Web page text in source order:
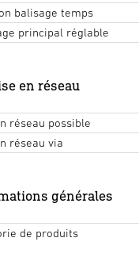
balisage temps
principal réglable
en réseau
réseau possible
réseau via
générales
de produits